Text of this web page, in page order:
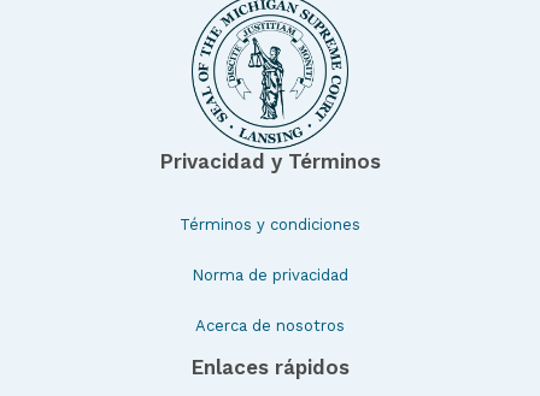
Privacidad y Términos
Términos y condiciones
Norma de privacidad
Acerca de nosotros
Enlaces rápidos